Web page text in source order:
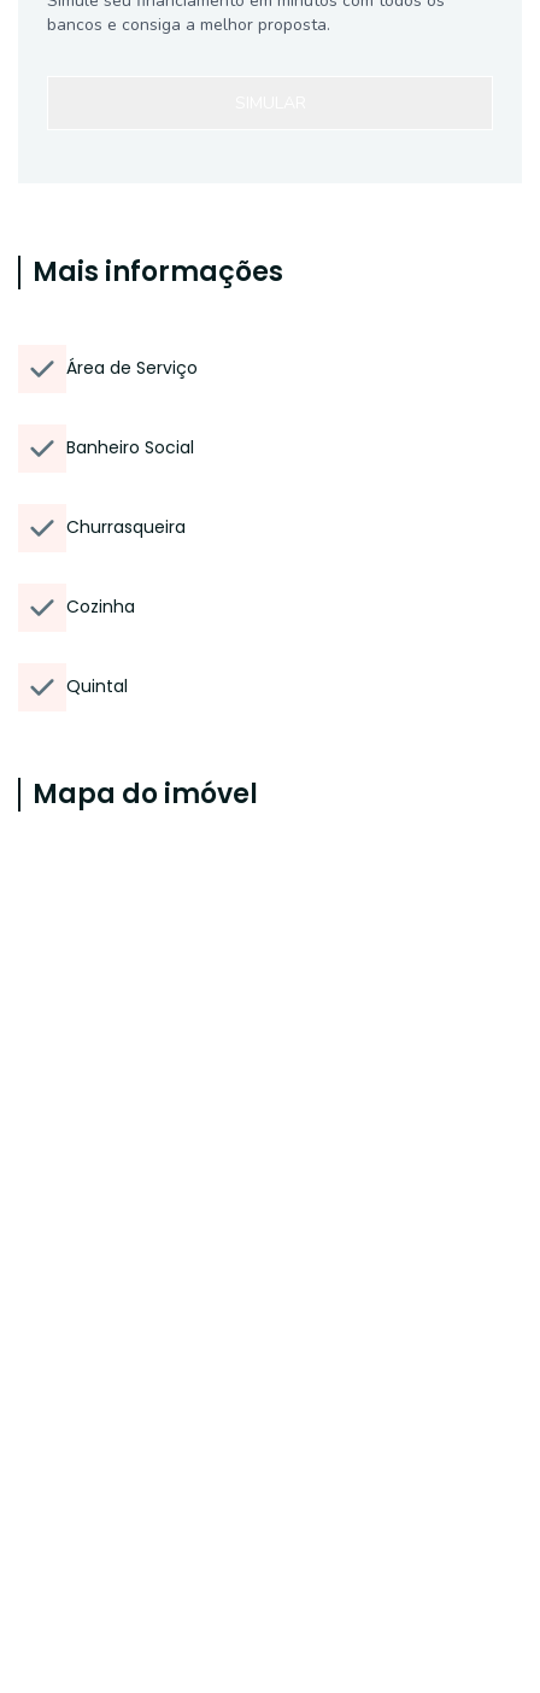
bancos e consiga a melhor proposta.
Mais informações
Área de Serviço
Banheiro Social
Churrasqueira
Cozinha
Quintal
Mapa do imóvel